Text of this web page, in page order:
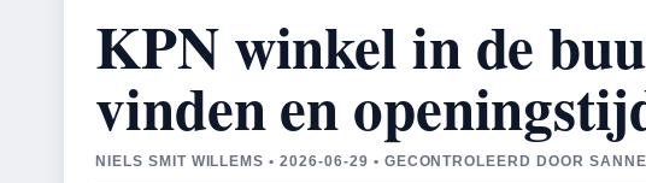
KPN winkel in de
vinden en
NIELS SMIT WILLEMS • 2026-06-29 • GECONTROLEERD DOOR